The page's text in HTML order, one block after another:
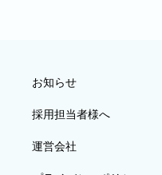
お知らせ
採用担当者様へ
運営会社